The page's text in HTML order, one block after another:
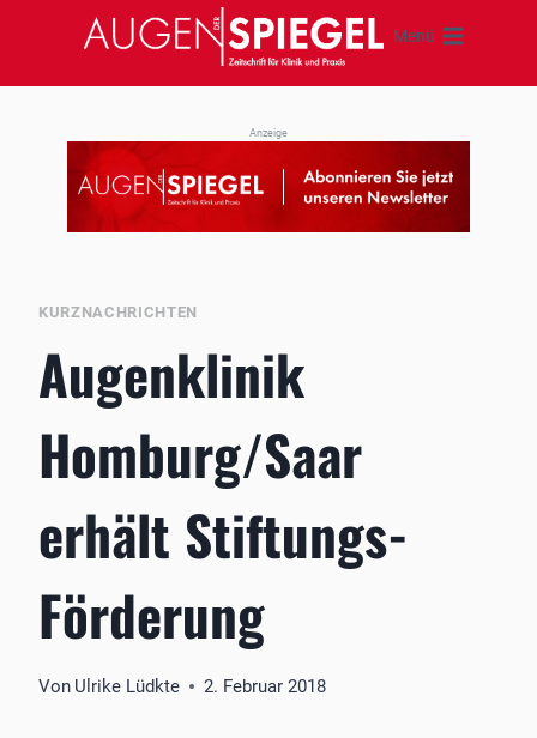
springen
Menü
Anzeige
KURZNACHRICHTEN
Augenklinik
Homburg/Saar
erhält Stiftungs-
Förderung
Von Ulrike Lüdkte 2. Februar 2018